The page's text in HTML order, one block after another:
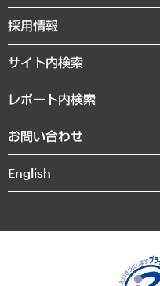
GRC（ガバナンス・リスク・コン
経済・産業・雇用・労働
まちづくり・観光・交通・スポーツ
自然資源・農林水産業・食料シス
経営用語集
受託・受注実績（官公庁関連）
メディア掲載・出演
社長メッセージ
会社概要
沿革
組織図・本部部室紹介
インドネシア現地法人
個人情報保護方針
ニュースリリース
お知らせ
採用情報
サイト内検索
レポート内検索
お問い合わせ
English